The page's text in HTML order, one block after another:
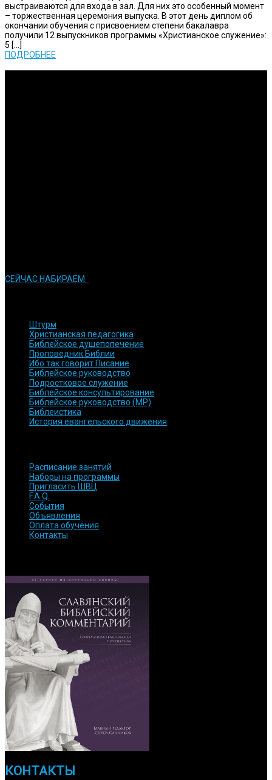
выстраиваются для входа в зал. Для них это особенный момент
– торжественная церемония выпуска. В этот день диплом об
окончании обучения с присвоением степени бакалавра
получили 12 выпускников программы «Христианское служение»:
5 […]
ПОДРОБНЕЕ
СЕЙЧАС НАБИРАЕМ
Штурм
Христианская педагогика
Библейское душепопечение
Проповедник Библии
Ибо так говорит Писание
Библейское руководство
Подростковое служение
Библейское консультирование
Библейское руководство (МР)
Библеистика
История евангельского движения
Расписание занятий
Наборы на программы
Пригласить ШВЦ
F.A.Q.
События
Объявления
Оплата обучения
Контакты
КОНТАКТЫ